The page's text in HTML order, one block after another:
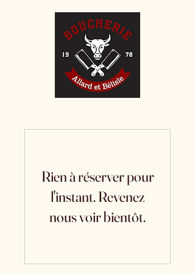
Rien à réserver pour
l'instant. Revenez
nous voir bientôt.